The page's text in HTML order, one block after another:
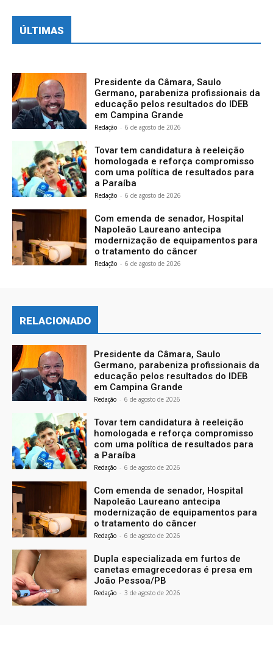
ÚLTIMAS
Presidente da Câmara, Saulo
Germano, parabeniza profissionais da
educação pelos resultados do IDEB
em Campina Grande
Redação - 6 de agosto de 2026
Tovar tem candidatura à reeleição
homologada e reforça compromisso
com uma política de resultados para
a Paraíba
Redação - 6 de agosto de 2026
Com emenda de senador, Hospital
Napoleão Laureano antecipa
modernização de equipamentos para
o tratamento do câncer
Redação - 6 de agosto de 2026
RELACIONADO
Presidente da Câmara, Saulo
Germano, parabeniza profissionais da
educação pelos resultados do IDEB
em Campina Grande
Redação - 6 de agosto de 2026
Tovar tem candidatura à reeleição
homologada e reforça compromisso
com uma política de resultados para
a Paraíba
Redação - 6 de agosto de 2026
Com emenda de senador, Hospital
Napoleão Laureano antecipa
modernização de equipamentos para
o tratamento do câncer
Redação - 6 de agosto de 2026
Dupla especializada em furtos de
canetas emagrecedoras é presa em
João Pessoa/PB
Redação - 3 de agosto de 2026